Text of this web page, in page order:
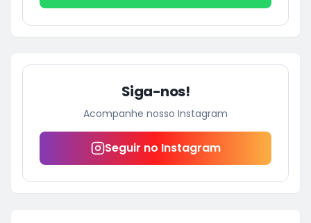
Siga-nos!
Acompanhe nosso Instagram
Seguir no Instagram